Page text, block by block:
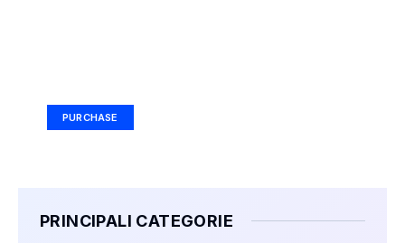
PURCHASE
PRINCIPALI CATEGORIE